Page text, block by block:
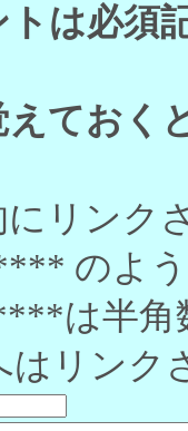
は必須
ておく
リンク
のよ
は半角
はリンク